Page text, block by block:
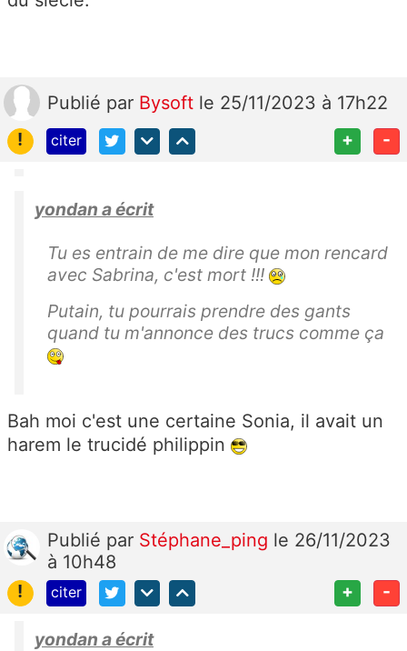
Publié par Bysoft le 25/11/2023 à 17h22
!
citer + -
yondan a écrit
Tu es entrain de me dire que mon rencard
avec Sabrina, c'est mort !!!
Putain, tu pourrais prendre des gants
quand tu m'annonce des trucs comme ça
Bah moi c'est une certaine Sonia, il avait un
harem le trucidé philippin
Publié par Stéphane_ping le 26/11/2023
à 10h48
!
citer + -
yondan a écrit